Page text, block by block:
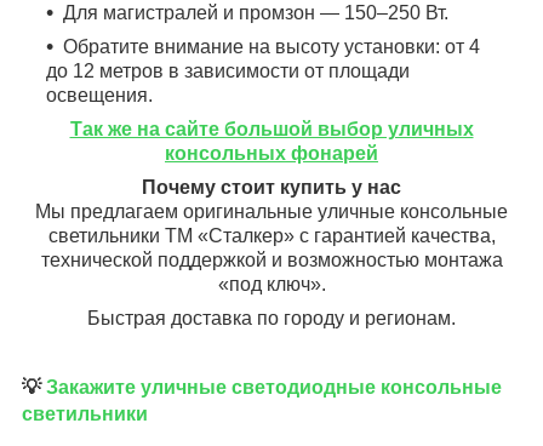
Для магистралей и промзон — 150–250 Вт.
Обратите внимание на высоту установки: от 4
до 12 метров в зависимости от площади
освещения.
Так же на сайте большой выбор уличных
консольных фонарей
Почему стоит купить у нас
Мы предлагаем оригинальные уличные консольные
светильники ТМ «Сталкер» с гарантией качества,
технической поддержкой и возможностью монтажа
«под ключ».
Быстрая доставка по городу и регионам.
💡Закажите уличные светодиодные консольные
светильники